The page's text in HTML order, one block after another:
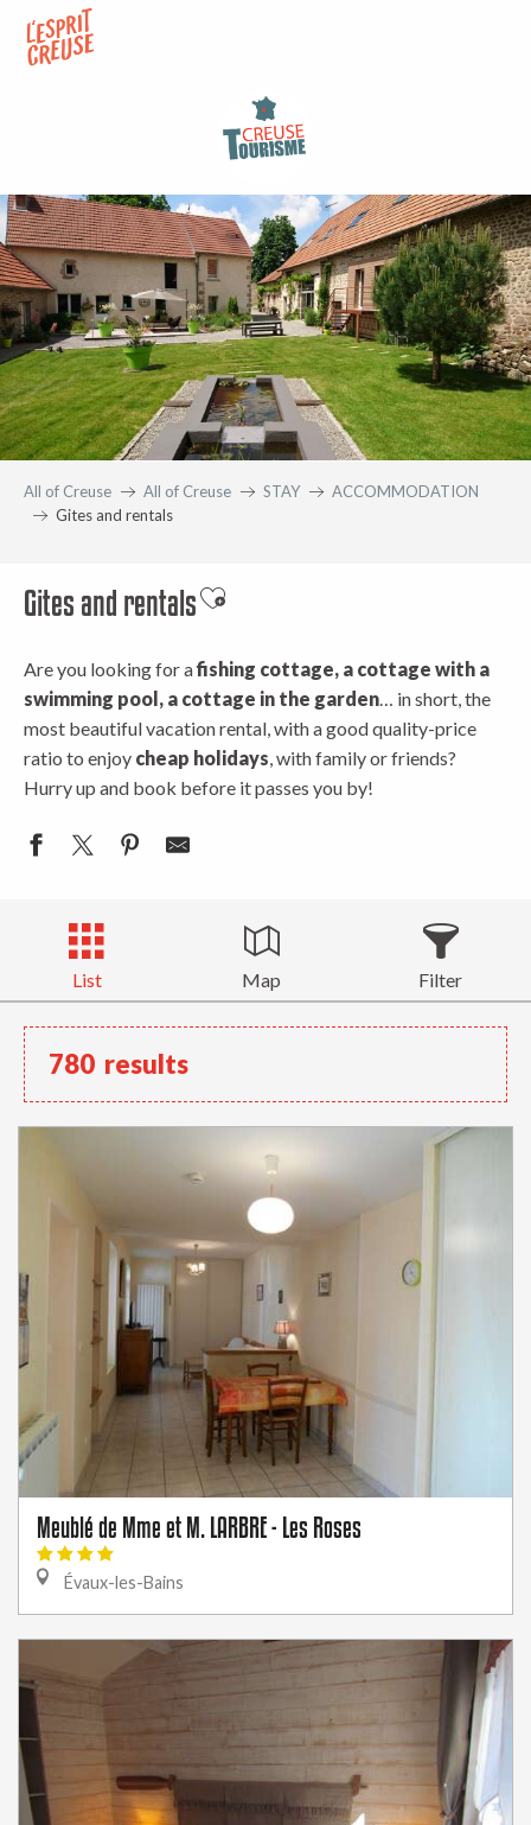
contenu
All of Creuse All of Creuse STAY
ACCOMMODATION
Gites and rentals
Gites and rentalsAjouter aux favoris
Are you looking for afishing cottage, a cottage with a
swimming pool, a cottage in the garden… in short, the
most beautiful vacation rental, with a good quality-price
ratio to enjoy cheap holidays, with family or friends?
Hurry up and book before it passes you by!
List Map Filter
780 results
Meublé de Mme et M. LARBRE - Les Roses
Évaux-les-Bains